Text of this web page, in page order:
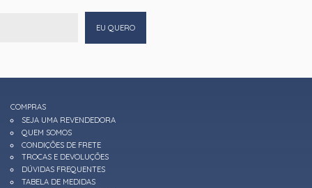
EU QUERO
COMPRAS
SEJA UMA REVENDEDORA
QUEM SOMOS
CONDIÇÕES DE FRETE
TROCAS E DEVOLUÇÕES
DÚVIDAS FREQUENTES
TABELA DE MEDIDAS